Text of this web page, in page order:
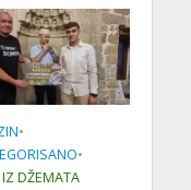
•
•
IZ DŽEMATA